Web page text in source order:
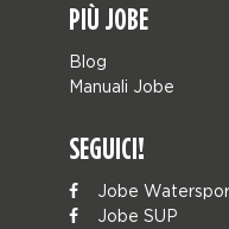
PIÙ JOBE
Blog
Manuali Jobe
SEGUICI!
Jobe
Jobe SUP